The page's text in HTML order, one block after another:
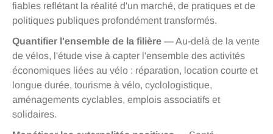
fiables reflétant la réalité d'un marché, de pratiques et de
politiques publiques profondément transformés.
Quantifier l'ensemble de la filière — Au-delà de la vente
de vélos, l'étude vise à capter l'ensemble des activités
économiques liées au vélo : réparation, location courte et
longue durée, tourisme à vélo, cyclologistique,
aménagements cyclables, emplois associatifs et
solidaires.